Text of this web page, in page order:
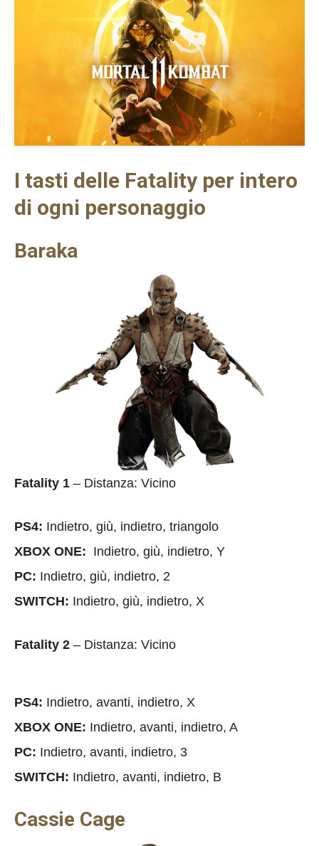
I tasti delle Fatality per intero
di ogni personaggio
Baraka
Fatality 1 – Distanza: Vicino
PS4: Indietro, giù, indietro, triangolo
XBOX ONE: Indietro, giù, indietro, Y
PC: Indietro, giù, indietro, 2
SWITCH: Indietro, giù, indietro, X
Fatality 2 – Distanza: Vicino
PS4: Indietro, avanti, indietro, X
XBOX ONE: Indietro, avanti, indietro, A
PC: Indietro, avanti, indietro, 3
SWITCH: Indietro, avanti, indietro, B
Cassie Cage